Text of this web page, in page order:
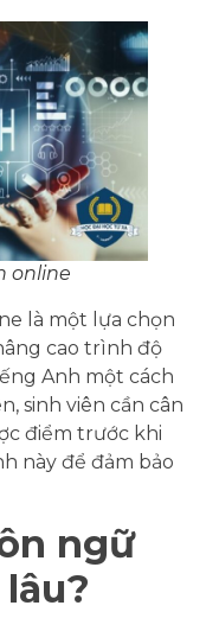
online
là một lựa chọn
cao trình độ
Anh một cách
sinh viên cần cân
điểm trước khi
này để đảm bảo
ngữ